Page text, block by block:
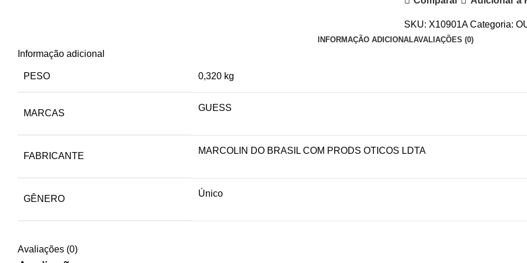
SKU: X10901ACategoria:
INFORMAÇÃO ADICIONALAVALIAÇÕES (0)
Informação adicional
PESO 0,320 kg
MARCAS
GUESS
FABRICANTE
MARCOLIN DO BRASIL COM PRODS OTICOS LDTA
GÊNERO
Único
Avaliações (0)